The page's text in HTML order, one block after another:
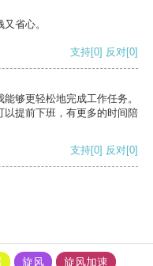
省心。
支持[0] 反对[0]
够更轻松地完成工作任务。
以提前下班，有更多的时间陪
支持[0] 反对[0]
旋风
旋风加速